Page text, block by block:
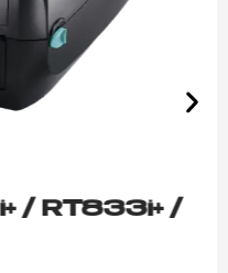
/ RT833i+ /